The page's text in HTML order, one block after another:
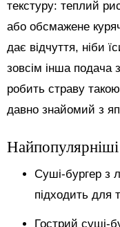
текстуру: теплий
або обсмажене
дає відчуття, ніби
зовсім інша подача
робить страву
давно знайомий з
Найпопулярніші
Суші-бургер з
підходить для
Гострий суші-